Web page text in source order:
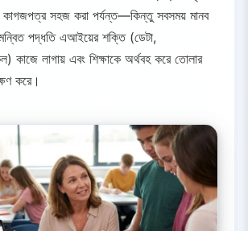
কাগজপত্র সহজ করা পর্যন্ত—কিন্তু সবসময় মানব
পদ্ধতি এআইয়ের শক্তি (ডেটা,
কাজে লাগায় এবং শিক্ষাকে অর্থবহ করে তোলার
করে।